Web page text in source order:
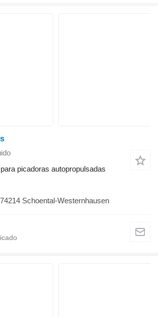
picadoras autopropulsadas
Schoental-Westernhausen